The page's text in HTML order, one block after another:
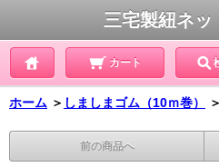
三宅製紐ネッ
カート
ホーム ＞ しましまゴム（10ｍ巻） ＞
前の商品へ